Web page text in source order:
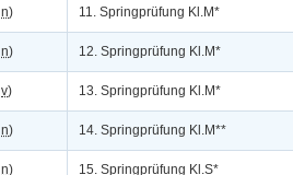
n) 11. Springprüfung Kl.M*
n) 12. Springprüfung Kl.M*
v) 13. Springprüfung Kl.M*
n) 14. Springprüfung Kl.M**
n) 15. Springprüfung Kl.S*